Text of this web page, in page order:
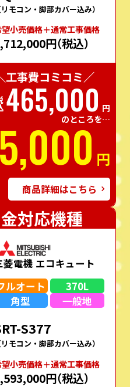
リモコン・脚部カバー込み）
⼩売価格＋通常⼯事価格
円（税込）
工事費コミコミ／
465,000 円
のところを…
円
商品詳細はこちら
対応機種
菱電機 エコキュート
ルオート
370L
角型
一般地
S377
リモコン・脚部カバー込み）
⼩売価格＋通常⼯事価格
円（税込）